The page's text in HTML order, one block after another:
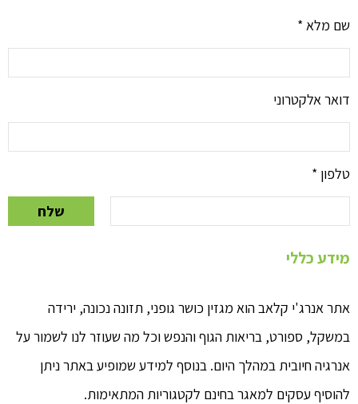
שם מלא *
דואר אלקטרוני
טלפון *
שלח
מידע כללי
אתר אנרג'י קלאב הוא מגזין כושר גופני, תזונה נכונה, ירידה
במשקל, ספורט, בריאות הגוף והנפש וכל מה שעוזר לנו לשמור על
אנרגיה חיובית במהלך היום. בנוסף למידע שמופיע באתר ניתן
להוסיף עסקים למאגר בחינם לקטגוריות המתאימות.